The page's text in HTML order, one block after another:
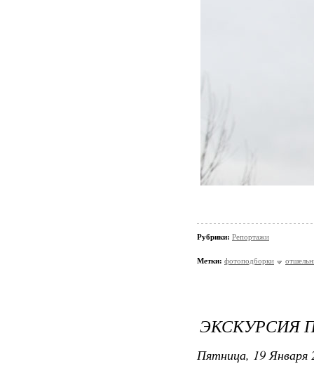
Рубрики: Репортажи
Метки: фотоподборки
ЭКСКУРСИЯ
Пятница, 19 Января